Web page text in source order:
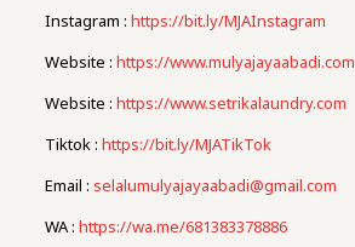
Instagram : https://bit.ly/MJAInstagram
Website : https://www.mulyajayaabadi.com
Website : https://www.setrikalaundry.com
Tiktok : https://bit.ly/MJATikTok
Email : selalumulyajayaabadi@gmail.com
WA : https://wa.me/681383378886